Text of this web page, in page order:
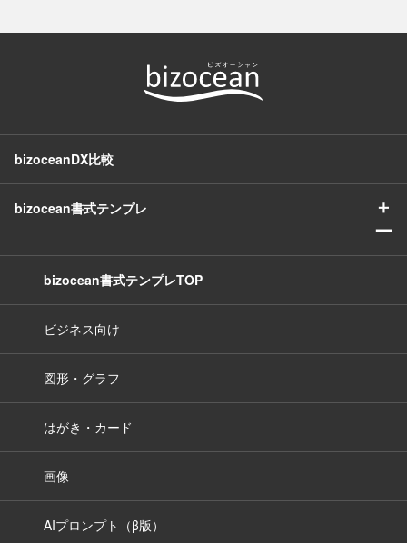
bizoceanDX比較
bizocean書式テンプレ
＋
ー
bizocean書式テンプレTOP
ビジネス向け
図形・グラフ
はがき・カード
画像
AIプロンプト（β版）